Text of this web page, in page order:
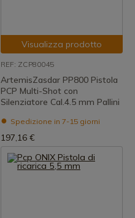
Visualizza prodotto
REF: ZCP80045
ArtemisZasdar PP800 Pistola
PCP Multi-Shot con
Silenziatore Cal.4.5 mm Pallini
Spedizione in 7-15 giorni
197,16 €